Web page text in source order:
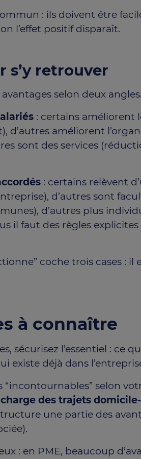
: ils doivent être
l’effet positif disparaît.
s’y retrouver
selon deux angles.
: certains améliorent
d’autres améliorent
sont des services
: certains relèvent
d’autres sont
d’autres plus
il faut des règles
coche trois cases : il
à connaître
sécurisez l’essentiel : ce
existe déjà dans
selon
des trajets
une partie des
: en PME, beaucoup